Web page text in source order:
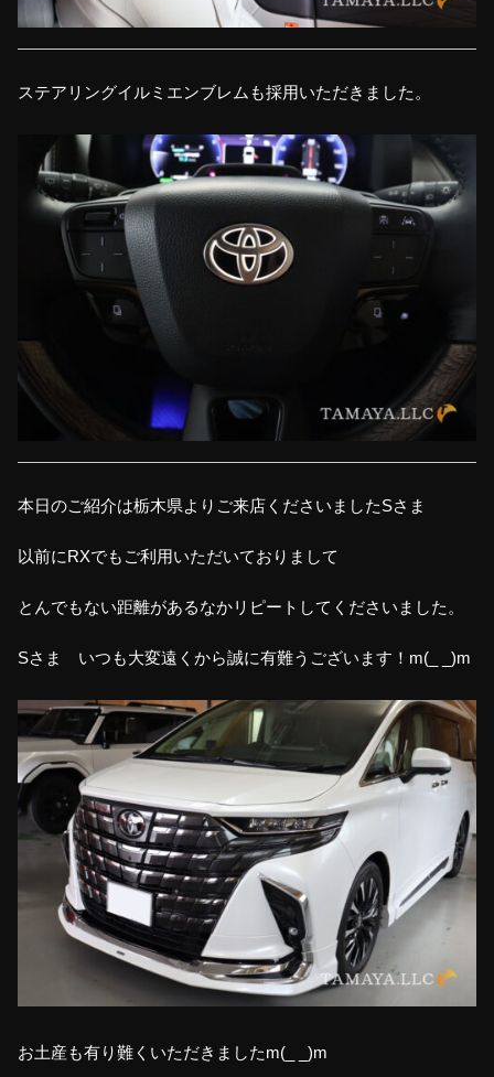
ステアリングイルミエンブレムも採用いただきました。
本日のご紹介は栃木県よりご来店くださいましたSさま
以前にRXでもご利用いただいておりまして
とんでもない距離があるなかリピートしてくださいました。
Sさま いつも大変遠くから誠に有難うございます！m(_ _)m
お土産も有り難くいただきましたm(_ _)m